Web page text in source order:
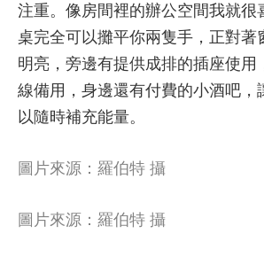
注重。像房間裡的辦公空間我就很
桌完全可以攤平你兩隻手，正對著
明亮，旁邊有提供成排的插座使用
線備用，身邊還有付費的小酒吧，
以隨時補充能量。
圖片來源：羅伯特 攝
圖片來源：羅伯特 攝